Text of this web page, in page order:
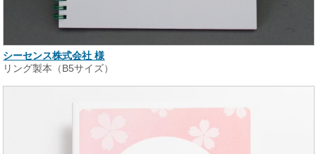
シーセンス株式会社 様
リング製本（B5サイズ）